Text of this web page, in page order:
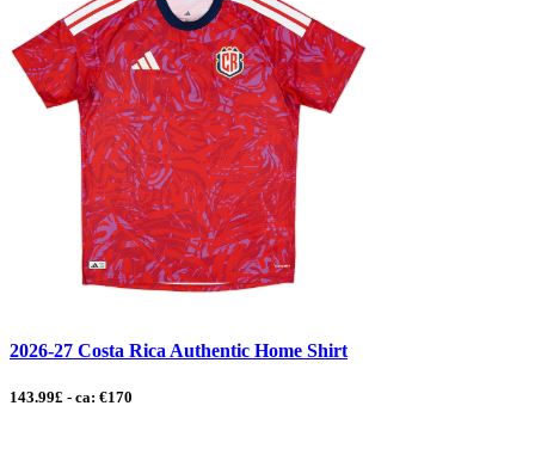
2026-27 Costa Rica Authentic Home Shirt
143.99£ - ca: €170